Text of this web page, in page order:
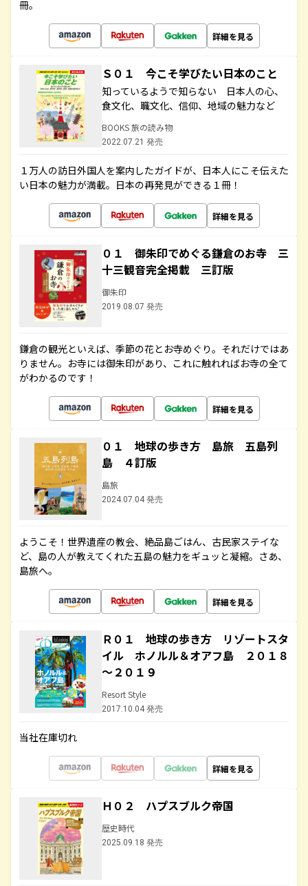
冊。
詳細を見る
Ｓ０１ 今こそ学びたい日本のこと
知っているようで知らない 日本人の心、
食文化、職文化、信仰、地域の魅力など
BOOKS 旅の読み物
2022.07.21 発売
１万人の訪日外国人を案内したガイドが、日本人にこそ伝えた
い日本の魅力が満載。日本の再発見ができる１冊！
詳細を見る
０１ 御朱印でめぐる鎌倉のお寺 三
十三観音完全掲載 三訂版
御朱印
2019.08.07 発売
鎌倉の観光といえば、季節の花とお寺めぐり。それだけではあ
りません。お寺には御朱印があり、これに触れればお寺の全て
がわかるのです！
詳細を見る
０１ 地球の歩き方 島旅 五島列
島 ４訂版
島旅
2024.07.04 発売
ようこそ！世界遺産の教会、絶品島ごはん、古民家ステイな
ど、島の人が教えてくれた五島の魅力をギュッと凝縮。さあ、
島旅へ。
詳細を見る
Ｒ０１ 地球の歩き方 リゾートスタ
イル ホノルル＆オアフ島 ２０１８
～２０１９
Resort Style
2017.10.04 発売
当社在庫切れ
詳細を見る
Ｈ０２ ハプスブルク帝国
歴史時代
2025.09.18 発売